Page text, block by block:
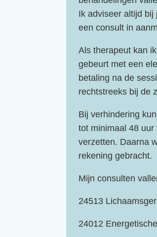
Ik adviseer altijd
een consult in
Als therapeut kan
gebeurt met een
betaling na de
rechtstreeks bij de
Bij verhindering
tot minimaal 48
verzetten. Daarna
rekening gebracht.
Mijn consulten
24513
24012